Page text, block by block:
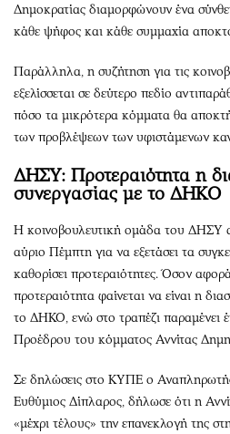
Δημοκρατίας διαμορφώνουν ένα
κάθε ψήφος και κάθε συμμαχία
Παράλληλα, η συζήτηση για τις
εξελίσσεται σε δεύτερο πεδίο
πόσο τα μικρότερα κόμματα θα
των προβλέψεων των υφιστάμενων
ΔΗΣΥ: Προτεραιότητα η
συνεργασίας με το ΔΗΚΟ
Η κοινοβουλευτική ομάδα του ΔΗΣΥ
αύριο Πέμπτη για να εξετάσει τα
καθορίσει προτεραιότητες. Όσον
προτεραιότητα φαίνεται να είναι η
το ΔΗΚΟ, ενώ στο τραπέζι παραμένει
Προέδρου του κόμματος Αννίτας
Σε δηλώσεις στο ΚΥΠΕ ο
Ευθύμιος Δίπλαρος, δήλωσε ότι η
«μέχρι τέλους» την επανεκλογή της